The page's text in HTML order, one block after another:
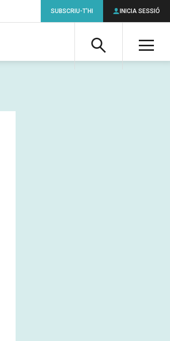
Cerca
SUBSCRIU-T'HI INICIA SESSIÓ